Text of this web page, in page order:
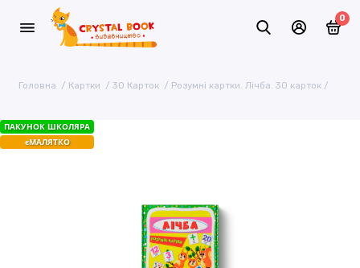
0
Головна Картки 30 Карток Розумні картки. Лічба. 30 карток
ПАКУНОК ШКОЛЯРА
єМАЛЯТКО